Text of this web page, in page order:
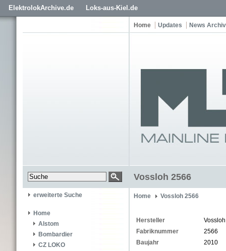
ElektrolokArchive.de Loks-aus-Kiel.de
Home Updates News Archiv
Vossloh 2566
erweiterte Suche
Home
Alstom
Bombardier
CZ LOKO
Home Vossloh 2566
Hersteller
Vossloh
Fabriknummer
2566
Baujahr
2010